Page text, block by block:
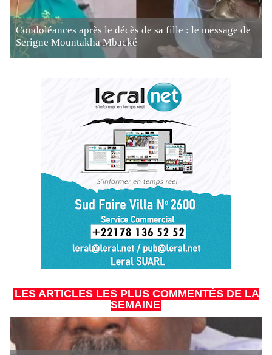
Condoléances après le décès de sa fille : le message de
Serigne Mountakha Mbacké
LES ARTICLES LES PLUS COMMENTÉS DE LA
SEMAINE